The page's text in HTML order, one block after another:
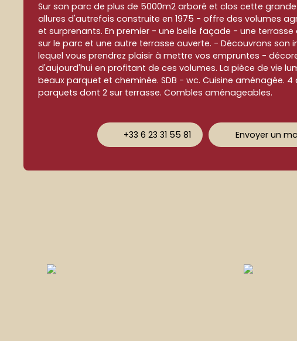
Sur son parc de plus de 5000m2 arboré et clos cette
allures d'autrefois construite en 1975 - offre des volumes
et surprenants. En premier - une belle façade - une
sur le parc et une autre terrasse ouverte. - Découvrons son
lequel vous prendrez plaisir à mettre vos empruntes -
d'aujourd'hui en profitant de ces volumes. La pièce de vie
beaux parquet et cheminée. SDB - wc. Cuisine aménagée.
parquets dont 2 sur terrasse. Combles aménageables.
+33 6 23 31 55 81 Envoyer un